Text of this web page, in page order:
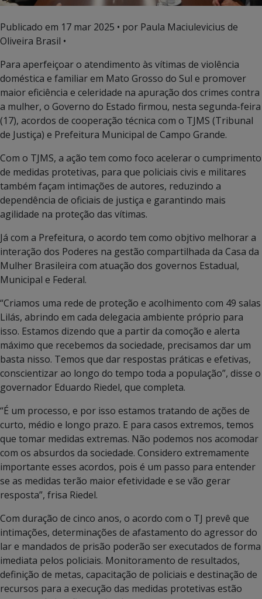
Publicado em 17 mar 2025 • por Paula Maciulevicius de
Oliveira Brasil •
Para aperfeiçoar o atendimento às vítimas de violência
doméstica e familiar em Mato Grosso do Sul e promover
maior eficiência e celeridade na apuração dos crimes contra
a mulher, o Governo do Estado firmou, nesta segunda-feira
(17), acordos de cooperação técnica com o TJMS (Tribunal
de Justiça) e Prefeitura Municipal de Campo Grande.
Com o TJMS, a ação tem como foco acelerar o cumprimento
de medidas protetivas, para que policiais civis e militares
também façam intimações de autores, reduzindo a
dependência de oficiais de justiça e garantindo mais
agilidade na proteção das vítimas.
Já com a Prefeitura, o acordo tem como objtivo melhorar a
interação dos Poderes na gestão compartilhada da Casa da
Mulher Brasileira com atuação dos governos Estadual,
Municipal e Federal.
“Criamos uma rede de proteção e acolhimento com 49 salas
Lilás, abrindo em cada delegacia ambiente próprio para
isso. Estamos dizendo que a partir da comoção e alerta
máximo que recebemos da sociedade, precisamos dar um
basta nisso. Temos que dar respostas práticas e efetivas,
conscientizar ao longo do tempo toda a população”, disse o
governador Eduardo Riedel, que completa.
“É um processo, e por isso estamos tratando de ações de
curto, médio e longo prazo. E para casos extremos, temos
que tomar medidas extremas. Não podemos nos acomodar
com os absurdos da sociedade. Considero extremamente
importante esses acordos, pois é um passo para entender
se as medidas terão maior efetividade e se vão gerar
resposta”, frisa Riedel.
Com duração de cinco anos, o acordo com o TJ prevê que
intimações, determinações de afastamento do agressor do
lar e mandados de prisão poderão ser executados de forma
imediata pelos policiais. Monitoramento de resultados,
definição de metas, capacitação de policiais e destinação de
recursos para a execução das medidas protetivas estão